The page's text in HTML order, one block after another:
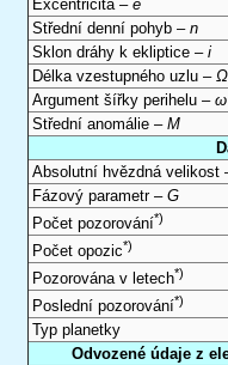
Excentricita – e
Střední denní pohyb – n
Sklon dráhy k ekliptice – i
Délka vzestupného uzlu – Ω
Argument šířky perihelu – ω
Střední anomálie – M
Absolutní hvězdná velikost
Fázový parametr – G
Počet pozorování*)
Počet opozic*)
Pozorována v letech*)
Poslední pozorování*)
Typ planetky
Odvozené údaje z